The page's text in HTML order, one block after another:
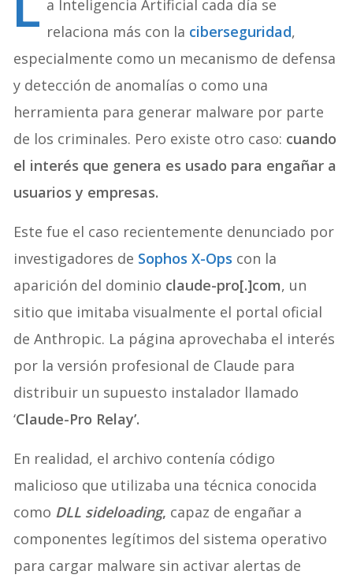
a Inteligencia Artificial cada día se
relaciona más con la ciberseguridad,
especialmente como un mecanismo de defensa
y detección de anomalías o como una
herramienta para generar malware por parte
de los criminales. Pero existe otro caso: cuando
el interés que genera es usado para engañar a
usuarios y empresas.
Este fue el caso recientemente denunciado por
investigadores de Sophos X-Ops con la
aparición del dominio claude-pro[.]com, un
sitio que imitaba visualmente el portal oficial
de Anthropic. La página aprovechaba el interés
por la versión profesional de Claude para
distribuir un supuesto instalador llamado
‘Claude-Pro Relay’.
En realidad, el archivo contenía código
malicioso que utilizaba una técnica conocida
como DLL sideloading, capaz de engañar a
componentes legítimos del sistema operativo
para cargar malware sin activar alertas de